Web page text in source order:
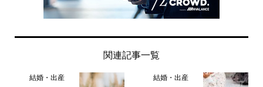
関連記事一覧
結婚・出産 結婚・出産